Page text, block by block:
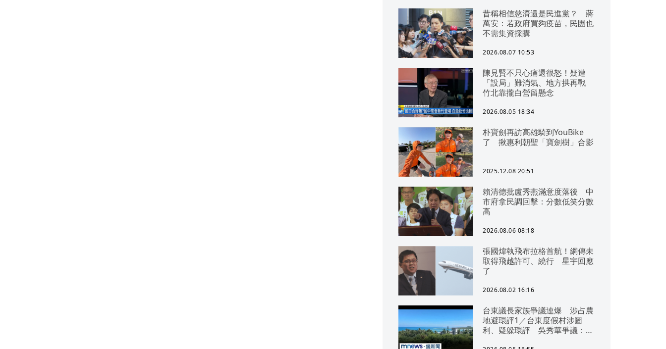
昔稱相信慈濟還是民進黨？ 蔣
萬安：若政府買夠疫苗，民團也
不需集資採購
2026.08.07 10:53
陳見賢不只心痛還很怒！疑遭
「設局」難消氣、地方拱再戰
竹北靠攏白營留懸念
2026.08.05 18:34
朴寶劍再訪高雄騎到YouBike
了 揪惠利朝聖「寶劍樹」合影
2025.12.08 20:51
賴清德批盧秀燕滿意度落後 中
市府拿民調回擊：分數低笑分數
高
2026.08.06 08:18
張國煒執飛布拉格首航！網傳未
取得飛越許可、繞行 星宇回應
了
2026.08.02 16:16
台東議長家族爭議連爆 涉占農
地避環評1／台東度假村涉圖
利、疑躲環評 吳秀華爭議：概